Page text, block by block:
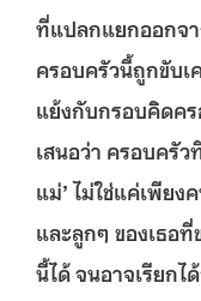
ที่แปลกแยกออกจ
ครอบครัวนี้ถูกขับเ
แย้งกับกรอบคิดค
เสนอว่า ครอบครั
แม่’ ไม่ใช่แค่เพีย
และลูกๆ ของเธอ
นี้ได้ จนอาจเรียกไ